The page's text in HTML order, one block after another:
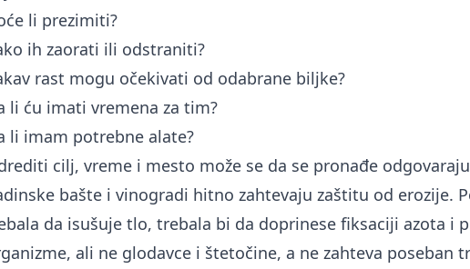
li prezimiti?
ih zaorati ili odstraniti?
rast mogu očekivati od odabrane biljke?
li ću imati vremena za tim?
li imam potrebne alate?
cilj, vreme i mesto može se da se pronađe
bašte i vinogradi hitno zahtevaju zaštitu od erozije.
da isušuje tlo, trebala bi da doprinese fiksaciji azota i
ali ne glodavce i štetočine, a ne zahteva poseban